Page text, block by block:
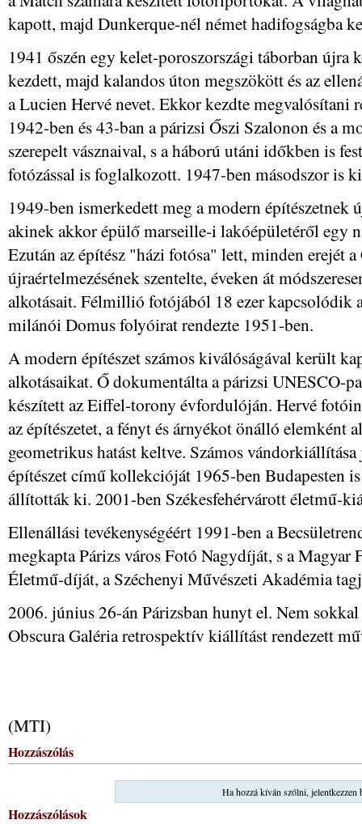
kapott, majd Dunkerque-nél német hadifogságba
1941 őszén egy kelet-poroszországi táborban újra
kezdett, majd kalandos úton megszökött és az
a Lucien Hervé nevet. Ekkor kezdte megvalósítani
1942-ben és 43-ban a párizsi Őszi Szalonon és a
szerepelt vásznaival, s a háború utáni időkben is
fotózással is foglalkozott. 1947-ben másodszor is
1949-ben ismerkedett meg a modern építészetnek
akinek akkor épülő marseille-i lakóépületéről egy
Ezután az építész "házi fotósa" lett, minden erejét
újraértelmezésének szentelte, éveken át
alkotásait. Félmillió fotójából 18 ezer kapcsolódik
milánói Domus folyóirat rendezte 1951-ben.
A modern építészet számos kiválóságával került
alkotásaikat. Ő dokumentálta a párizsi UNESCO-
készített az Eiffel-torony évfordulóján. Hervé
az építészetet, a fényt és árnyékot önálló elemként
geometrikus hatást keltve. Számos
építészet című kollekcióját 1965-ben Budapesten
állították ki. 2001-ben Székesfehérvárott életmű-
Ellenállási tevékenységéért 1991-ben a
megkapta Párizs város Fotó Nagydíját, s a Magyar
Életmű-díját, a Széchenyi Művészeti Akadémia
2006. június 26-án Párizsban hunyt el. Nem
Obscura Galéria retrospektív kiállítást rendezett
(MTI)
Hozzászólás
Ha hozzá kíván szólni, jelentkezzen
Hozzászólások